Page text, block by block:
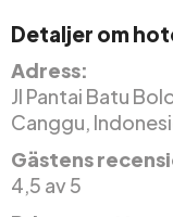
Detaljer om
Adress:
Jl Pantai Batu
Canggu,
Gästens
4,5 av 5